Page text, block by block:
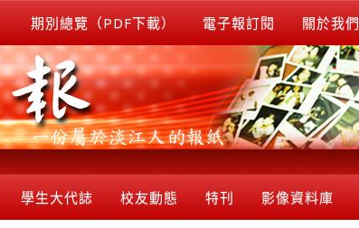
期別總覽（PDF下載） 電子報訂閱 關於我們
學生大代誌 校友動態 特刊 影像資料庫